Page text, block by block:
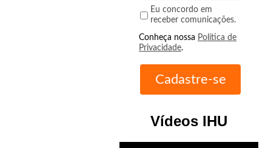
Eu concordo em
receber comunicações.
Conheça nossa Política de
Privacidade.
Vídeos IHU